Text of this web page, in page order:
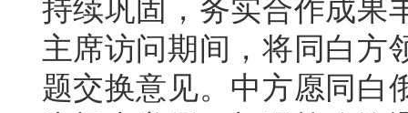
持续巩固，务实合作成果
主席访问期间，将同白方
题交换意见。中方愿同白